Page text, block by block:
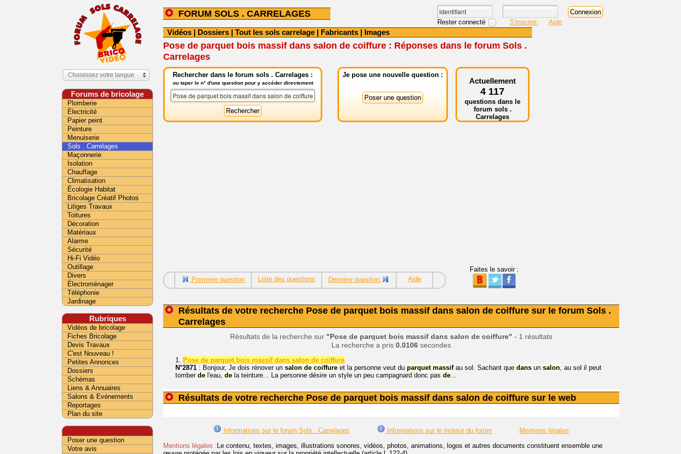
FORUM SOLS . CARRELAGES
Rester connecté S'inscrire Aide
Vidéos | Dossiers | Tout les sols carrelage | Fabricants | Images
Pose de parquet bois massif dans salon de coiffure : Réponses dans le forum Sols .
Carrelages
Rechercher dans le forum sols . Carrelages :
ou taper le n° d'une question pour y accéder directement
Je pose une nouvelle question :
Actuellement
4 117
questions dans le
forum sols .
Carrelages
Première question Liste des questions Dernière question Aide
Faites le savoir :
Résultats de votre recherche Pose de parquet bois massif dans salon de coiffure sur le forum Sols .
Carrelages
Résultats de la recherche sur "Pose de parquet bois massif dans salon de coiffure" - 1 résultats
La recherche a pris 0.0106 secondes
1. Pose de parquet bois massif dans salon de coiffure
N°2871 : Bonjour, Je dois rénover un salon de coiffure et la personne veut du parquet massifau sol. Sachant que dans un salon , au sol il peut
tomber de l'eau, de la teinture... La personne désire un style un peu campagnard donc pas de
Résultats de votre recherche Pose de parquet bois massif dans salon de coiffure sur le web
Informations sur le forum Sols . Carrelages Informations sur le moteur du forum
Mentions légales
Mentions légales :Le contenu, textes, images, illustrations sonores, vidéos, photos, animations, logos et autres documents constituent ensemble une
Choisissez votre langue
Forums de bricolage
Plomberie
Électricité
Papier peint
Peinture
Menuiserie
Sols . Carrelages
Maçonnerie
Isolation
Chauffage
Climatisation
Écologie Habitat
Bricolage Créatif Photos
Litiges Travaux
Toitures
Décoration
Matériaux
Alarme
Sécurité
Hi-Fi Vidéo
Outillage
Divers
Électroménager
Téléphonie
Jardinage
Rubriques
Vidéos de bricolage
Fiches Bricolage
Devis Travaux
C'est Nouveau !
Petites Annonces
Dossiers
Schémas
Liens & Annuaires
Salons & Evènements
Reportages
Plan du site
Poser une question
Votre avis